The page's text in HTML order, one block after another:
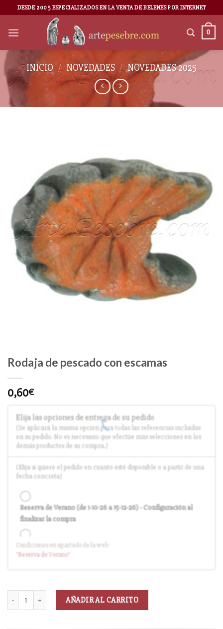
DESDE 2005 ESPECIALIZADOS EN LA VENTA DE BELENES POR INTERNET
0
INICIO / NOVEDADES / NOVEDADES 2025
Rodaja de pescado con escamas
0,60€
Elija las opciones de entrega de su pedido
(Se aplicará la misma opción para todas las referencias incluidas
en su pedido. No es necesario que efectúe más selecciones en los
demás productos de su compra.)
(Elija si quiere el pedido en cuanto esté disponible o a partir de una
fecha concreta)
Reserva de Verano (de 1-10-26 a 15-12-26) - Configuración al
finalizar la compra
Entrega en cuanto el pedido esté disponible (sin descuento)
Condiciones en apartado de la web:
"Reservade Verano"
AÑADIR AL CARRITO